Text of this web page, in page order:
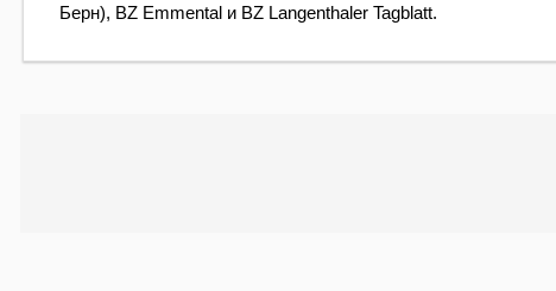
Берн), BZ Emmental и BZ Langenthaler Tagblatt.